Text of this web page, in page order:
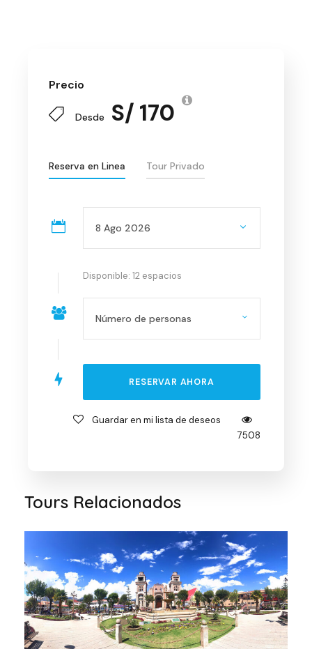
Precio
Desde S/ 170
Reserva en Linea Tour Privado
Disponible: 12 espacios
Guardar en mi lista de deseos
7508
Tours Relacionados